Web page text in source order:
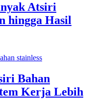
Atsiri
hingga Hasil
Bahan
Kerja Lebih